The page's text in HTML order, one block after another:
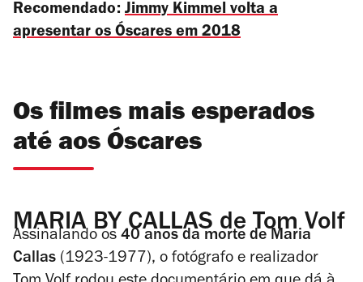
Recomendado: Jimmy Kimmel volta a
apresentar os Óscares em 2018
Os filmes mais esperados
até aos Óscares
MARIA BY CALLAS de Tom Volf
Assinalando os 40 anos da morte de Maria
Callas (1923-1977), o fotógrafo e realizador